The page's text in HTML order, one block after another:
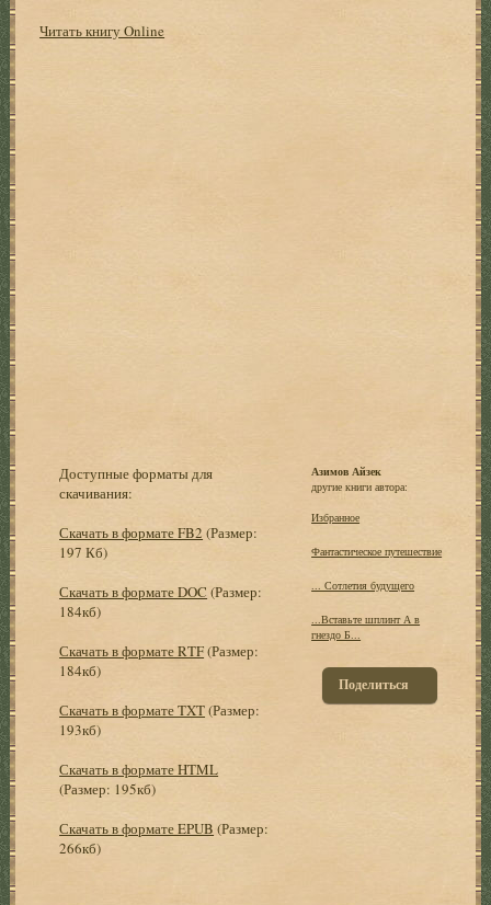
Читать книгу Online
Доступные форматы для
скачивания:
Скачать в формате FB2 (Размер:
197 Кб)
Скачать в формате DOC (Размер:
184кб)
Скачать в формате RTF(Размер:
184кб)
Скачать в формате TXT(Размер:
193кб)
Скачать в формате HTML
(Размер: 195кб)
Скачать в формате EPUB (Размер:
266кб)
Азимов Айзек
другие книги автора:
Избранное
Фантастическое путешествие
... Сотлетия будущего
...Вставьте шплинт А в
гнездо Б...
Поделиться